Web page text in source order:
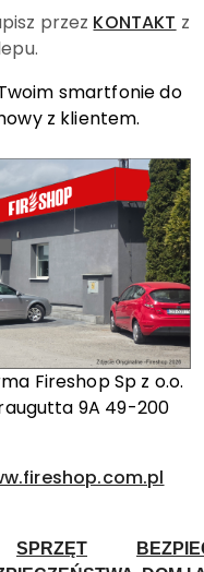
przez KONTAKT z
smartfonie do
z klientem.
Fireshop Sp z o.o.
9A 49-200
SPRZĘT